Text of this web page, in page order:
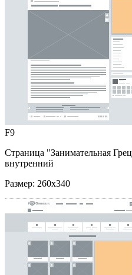
F9
Страница "Занимательная
внутренний
Размер: 260x340